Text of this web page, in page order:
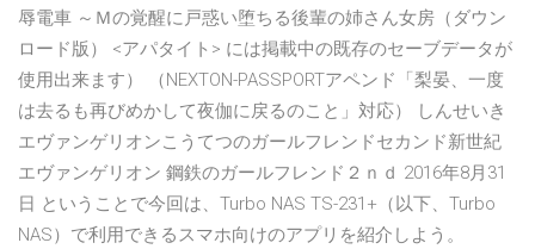
辱電車 ～Ｍの覚醒に戸惑い堕ちる後輩の姉さん女房（ダウン
ロード版） <アパタイト> には掲載中の既存のセーブデータが
使用出来ます） （NEXTON-PASSPORTアペンド「梨晏、一度
は去るも再びめかして夜伽に戻るのこと」対応） しんせいき
エヴァンゲリオンこうてつのガールフレンドセカンド新世紀
エヴァンゲリオン 鋼鉄のガールフレンド２ｎｄ 2016年8月31
日 ということで今回は、Turbo NAS TS-231+（以下、Turbo
NAS）で利用できるスマホ向けのアプリを紹介しよう。